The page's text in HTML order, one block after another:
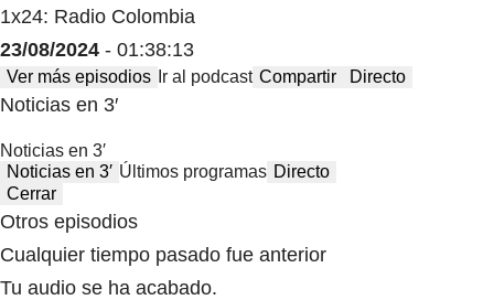
1x24: Radio Colombia
23/08/2024 - 01:38:13
Ver más episodios Ir al podcast Compartir Directo
Noticias en 3′
Noticias en 3′
Noticias en 3′ Últimos programas Directo
Cerrar
Otros episodios
Cualquier tiempo pasado fue anterior
Tu audio se ha acabado.